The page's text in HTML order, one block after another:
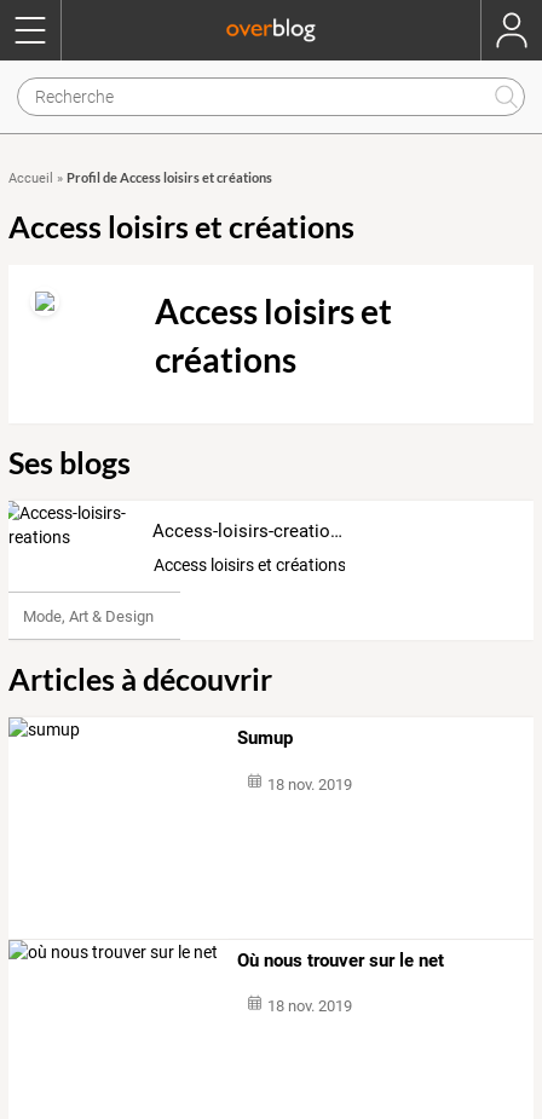
Accueil » Profil de Access loisirs et créations
Access loisirs et créations
Access loisirs et
créations
Ses blogs
Access-loisirs-creations
Access loisirs et créations
Mode, Art & Design
Articles à découvrir
Sumup
18 nov. 2019
Où nous trouver sur le net
18 nov. 2019